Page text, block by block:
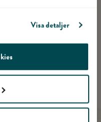
Visa detaljer